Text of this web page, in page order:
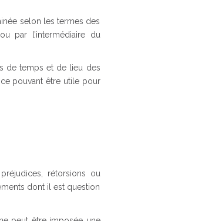
selon les termes des
par l’intermédiaire du
de temps et de lieu des
pouvant être utile pour
rétorsions ou
dont il est question